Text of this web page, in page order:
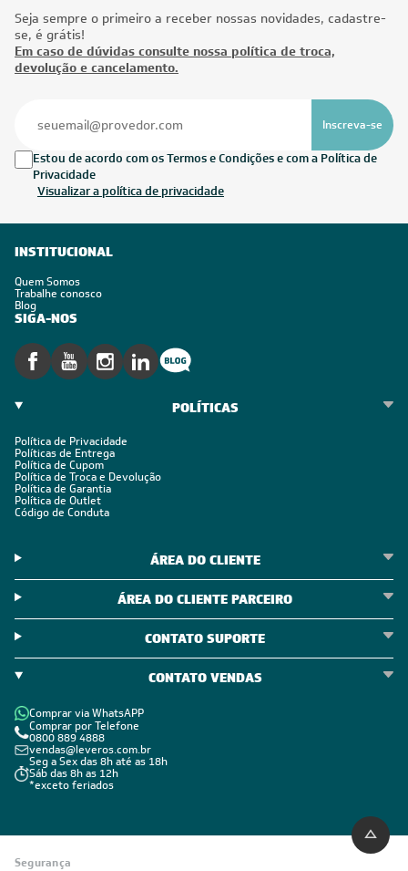
Seja sempre o primeiro a receber nossas novidades, cadastre-
se, é grátis!
Em caso de dúvidas consulte nossa política de troca,
devolução e cancelamento.
Inscreva-se
Estou de acordo com os Termos e Condições e com a Política de
Privacidade
Visualizar a política de privacidade
INSTITUCIONAL
Quem Somos
Trabalhe conosco
Blog
SIGA-NOS
POLÍTICAS
Política de Privacidade
Políticas de Entrega
Política de Cupom
Política de Troca e Devolução
Política de Garantia
Política de Outlet
Código de Conduta
ÁREA DO CLIENTE
ÁREA DO CLIENTE PARCEIRO
CONTATO SUPORTE
CONTATO VENDAS
Comprar via WhatsAPP
Comprar por Telefone
0800 889 4888
vendas@leveros.com.br
Seg a Sex das 8h até as 18h
Sáb das 8h as 12h
*exceto feriados
Segurança